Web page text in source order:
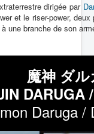
dirigée par
et le riser-power,
une branche de son
魔神 ダ
DARUGA
Daruga /